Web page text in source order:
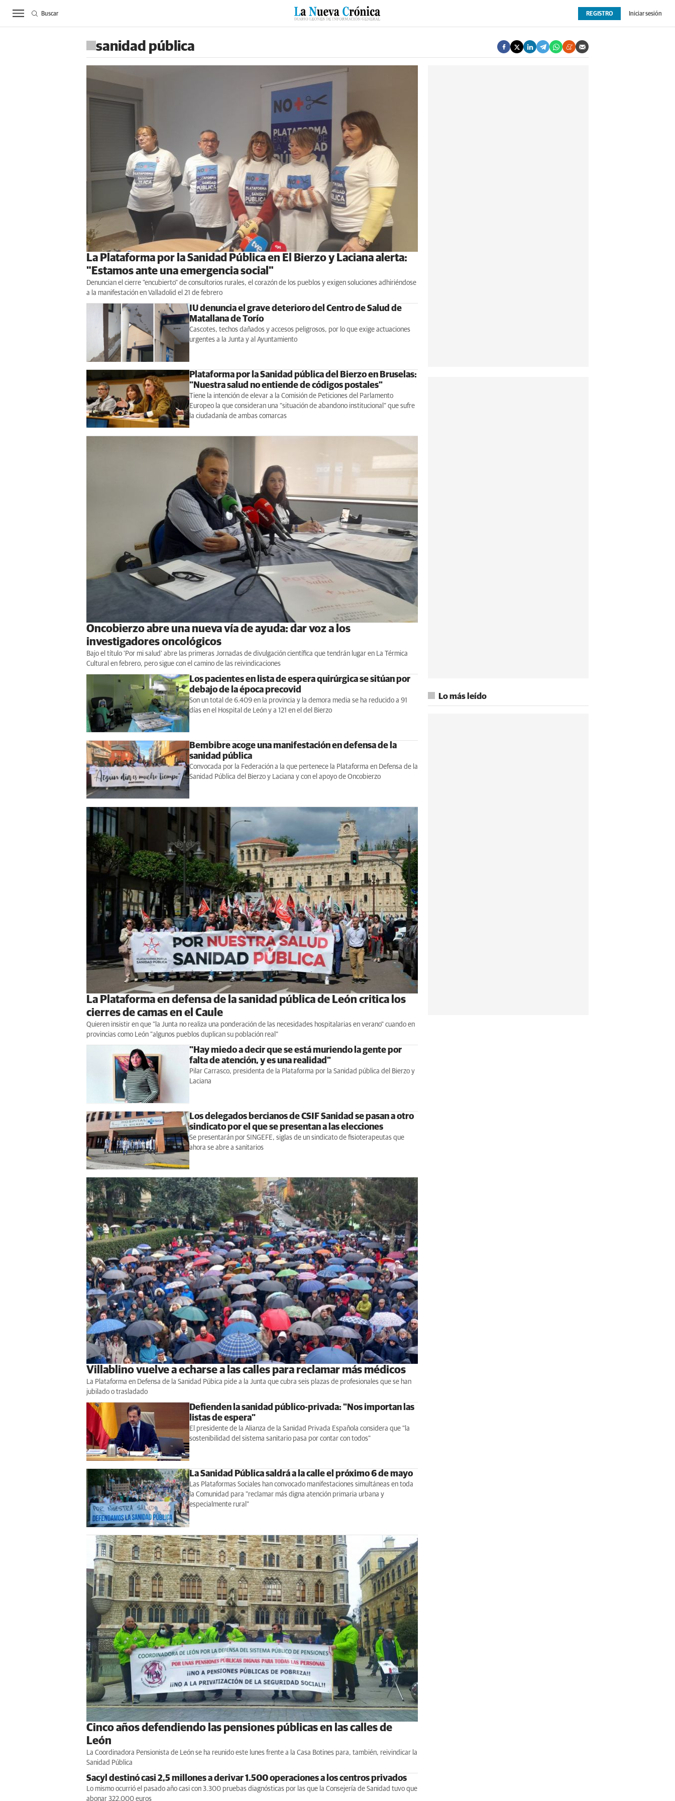
ACTUALIDAD BIERZO SUCESOS CULTURAS ESPECIALES DEPORTES OPINIÓN EXTRAS
REGISTRO Iniciar sesión
Buscar
sanidad pública
La Plataforma por la Sanidad Pública en El Bierzo y Laciana alerta:
"Estamos ante una emergencia social"
Denuncian el cierre "encubierto" de consultorios rurales, el corazón de los pueblos y exigen soluciones adhiriéndose
a la manifestación en Valladolid el 21 de febrero
IU denuncia el grave deterioro del Centro de Salud de
Matallana de Torío
Cascotes, techos dañados y accesos peligrosos, por lo que exige actuaciones
urgentes a la Junta y al Ayuntamiento
Plataforma por la Sanidad pública del Bierzo en Bruselas:
"Nuestra salud no entiende de códigos postales"
Tiene la intención de elevar a la Comisión de Peticiones del Parlamento
Europeo la que consideran una “situación de abandono institucional” que sufre
la ciudadanía de ambas comarcas
Oncobierzo abre una nueva vía de ayuda: dar voz a los
investigadores oncológicos
Bajo el título 'Por mi salud' abre las primeras Jornadas de divulgación científica que tendrán lugar en La Térmica
Cultural en febrero, pero sigue con el camino de las reivindicaciones
Los pacientes en lista de espera quirúrgica se sitúan por
debajo de la época precovid
Son un total de 6.409 en la provincia y la demora media se ha reducido a 91
días en el Hospital de León y a 121 en el del Bierzo
Bembibre acoge una manifestación en defensa de la
sanidad pública
Convocada por la Federación a la que pertenece la Plataforma en Defensa de la
Sanidad Pública del Bierzo y Laciana y con el apoyo de Oncobierzo
La Plataforma en defensa de la sanidad pública de León critica los
cierres de camas en el Caule
Quieren insistir en que "la Junta no realiza una ponderación de las necesidades hospitalarias en verano" cuando en
provincias como León "algunos pueblos duplican su población real"
"Hay miedo a decir que se está muriendo la gente por
falta de atención, y es una realidad"
Pilar Carrasco, presidenta de la Plataforma por la Sanidad pública del Bierzo y
Laciana
Los delegados bercianos de CSIF Sanidad se pasan a otro
sindicato por el que se presentan a las elecciones
Se presentarán por SINGEFE, siglas de un sindicato de fisioterapeutas que
ahora se abre a sanitarios
Villablino vuelve a echarse a las calles para reclamar más médicos
La Plataforma en Defensa de la Sanidad Púbica pide a la Junta que cubra seis plazas de profesionales que se han
jubilado o trasladado
Defienden la sanidad público-privada: "Nos importan las
listas de espera"
El presidente de la Alianza de la Sanidad Privada Española considera que "la
sostenibilidad del sistema sanitario pasa por contar con todos"
La Sanidad Pública saldrá a la calle el próximo 6 de mayo
Las Plataformas Sociales han convocado manifestaciones simultáneas en toda
la Comunidad para "reclamar más digna atención primaria urbana y
especialmente rural"
Cinco años defendiendo las pensiones públicas en las calles de
León
La Coordinadora Pensionista de León se ha reunido este lunes frente a la Casa Botines para, también, reivindicar la
Sanidad Pública
Sacyl destinó casi 2,5 millones a derivar 1.500 operaciones a los centros privados
Lo mismo ocurrió el pasado año casi con 3.300 pruebas diagnósticas por las que la Consejería de Sanidad tuvo que
abonar 322.000 euros
Lo más leído